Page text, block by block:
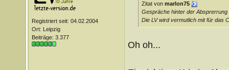
Registriert seit: 04.02.2004
Ort: Leipzig
Beiträge: 3.377
Zitat von marlon75
Gespräche hinter der
Die LV wird vermutlich mit für das
Oh oh...